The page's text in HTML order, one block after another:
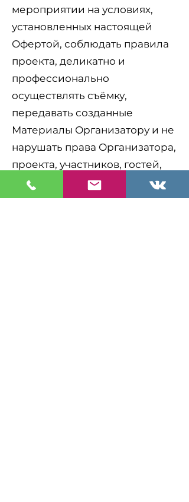
мероприятии на условиях,
установленных настоящей
Офертой, соблюдать правила
проекта, деликатно и
профессионально
осуществлять съёмку,
передавать созданные
Материалы Организатору и не
нарушать права Организатора,
проекта, участников, гостей,
несовершеннолетних лиц,
брендов, партнёров,